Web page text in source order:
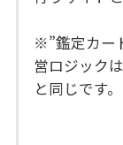
※”鑑定カー
営ロジック
と同じです。